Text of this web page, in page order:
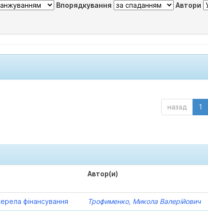
Впорядкування Автори
назад 1
Автор(и)
фінансування Трофименко, Микола Валерійович